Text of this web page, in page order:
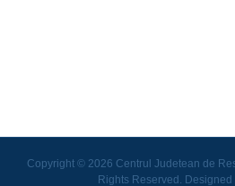
Copyright © 2026 Centrul Judetean de
Rights Reserved. Designed